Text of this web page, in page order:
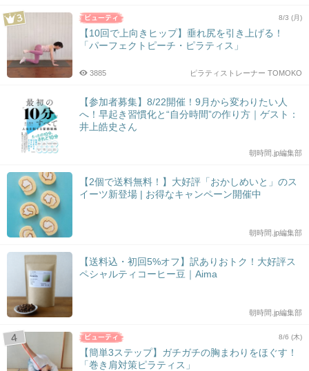
8/3 (月)
【10回で上向きヒップ】垂れ尻を引き上げる！
「パーフェクトピーチ・ピラティス」
ピラティストレーナー TOMOKO
3885
【参加者募集】8/22開催！9月から変わりたい人
へ！早起き習慣化と“自分時間”の作り方｜ゲスト：
井上皓史さん
朝時間.jp編集部
【2個で送料無料！】大好評「おかしめいと」のス
イーツ新登場 | お得なキャンペーン開催中
朝時間.jp編集部
【送料込・初回5%オフ】訳ありおトク！大好評ス
ペシャルティコーヒー豆｜Aima
朝時間.jp編集部
8/6 (木)
【簡単3ステップ】ガチガチの胸まわりをほぐす！
「巻き肩対策ピラティス」